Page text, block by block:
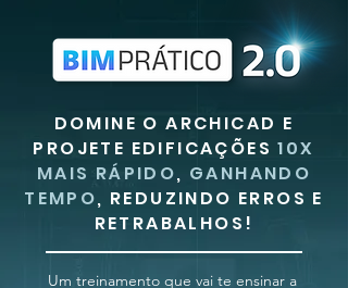
DOMINE O ARCHICAD E
PROJETE EDIFICAÇÕES10X
MAIS RÁPIDO, GANHANDO
TEMPO, REDUZINDO ERROS E
RETRABALHOS!
Um treinamento que vai te ensinar a